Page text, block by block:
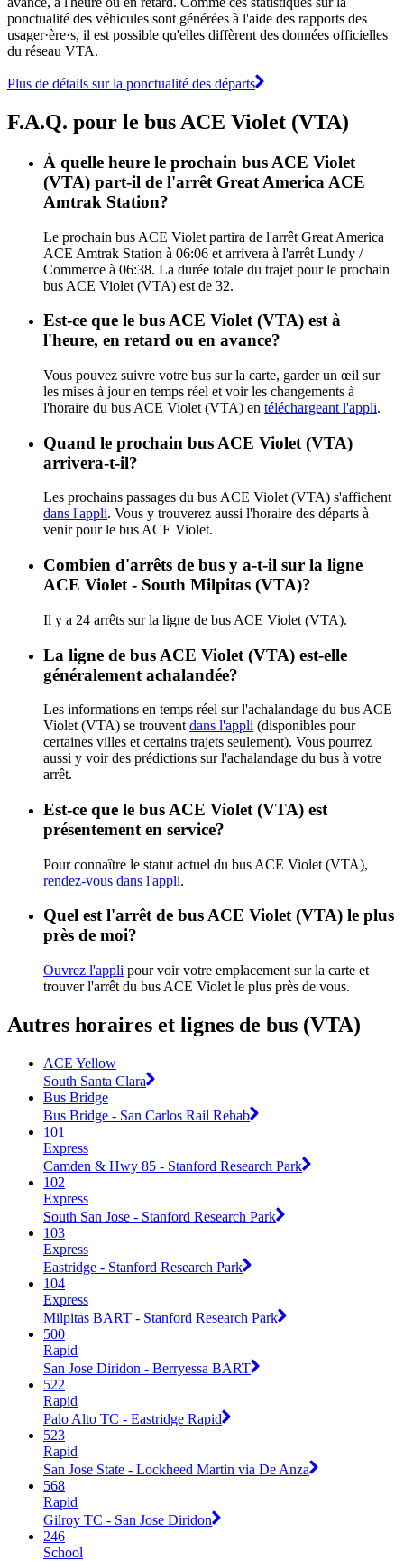
ponctualité des véhicules sont générées à l'aide des rapports des
usager·ère·s, il est possible qu'elles diffèrent des données officielles
du réseau VTA.
Plus de détails sur la ponctualité des départs
F.A.Q. pour le bus ACE Violet (VTA)
À quelle heure le prochain bus ACE Violet
(VTA) part-il de l'arrêt Great America ACE
Amtrak Station?
Le prochain bus ACE Violet partira de l'arrêt Great America
ACE Amtrak Station à 06:06 et arrivera à l'arrêt Lundy /
Commerce à 06:38. La durée totale du trajet pour le prochain
bus ACE Violet (VTA) est de 32.
Est-ce que le bus ACE Violet (VTA) est à
l'heure, en retard ou en avance?
Vous pouvez suivre votre bus sur la carte, garder un œil sur
les mises à jour en temps réel et voir les changements à
l'horaire du bus ACE Violet (VTA) en téléchargeant l'appli.
Quand le prochain bus ACE Violet (VTA)
arrivera-t-il?
Les prochains passages du bus ACE Violet (VTA) s'affichent
dans l'appli. Vous y trouverez aussi l'horaire des départs à
venir pour le bus ACE Violet.
Combien d'arrêts de bus y a-t-il sur la ligne
ACE Violet - South Milpitas (VTA)?
Il y a 24 arrêts sur la ligne de bus ACE Violet (VTA).
La ligne de bus ACE Violet (VTA) est-elle
généralement achalandée?
Les informations en temps réel sur l'achalandage du bus ACE
Violet (VTA) se trouvent dans l'appli (disponibles pour
certaines villes et certains trajets seulement). Vous pourrez
aussi y voir des prédictions sur l'achalandage du bus à votre
arrêt.
Est-ce que le bus ACE Violet (VTA) est
présentement en service?
Pour connaître le statut actuel du bus ACE Violet (VTA),
rendez-vous dans l'appli.
Quel est l'arrêt de bus ACE Violet (VTA) le plus
près de moi?
Ouvrez l'appli pour voir votre emplacement sur la carte et
trouver l'arrêt du bus ACE Violet le plus près de vous.
Autres horaires et lignes de bus (VTA)
ACE Yellow
South Santa Clara
Bus Bridge
Bus Bridge - San Carlos Rail Rehab
101
Express
Camden & Hwy 85 - Stanford Research Park
102
Express
South San Jose - Stanford Research Park
103
Express
Eastridge - Stanford Research Park
104
Express
Milpitas BART - Stanford Research Park
500
Rapid
San Jose Diridon - Berryessa BART
522
Rapid
Palo Alto TC - Eastridge Rapid
523
Rapid
San Jose State - Lockheed Martin via De Anza
568
Rapid
Gilroy TC - San Jose Diridon
246
School